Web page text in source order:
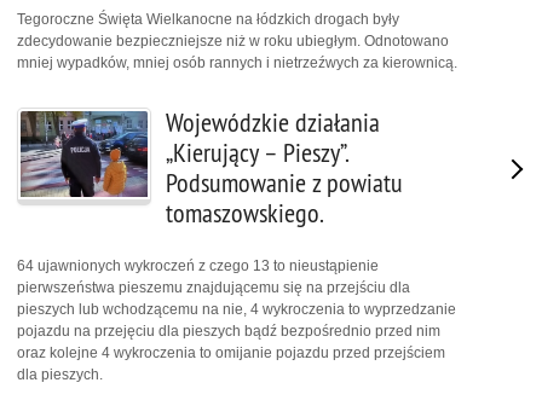
Tegoroczne Święta Wielkanocne na łódzkich drogach były
zdecydowanie bezpieczniejsze niż w roku ubiegłym. Odnotowano
mniej wypadków, mniej osób rannych i nietrzeźwych za kierownicą.
Wojewódzkie działania
„Kierujący – Pieszy”.
Podsumowanie z powiatu
tomaszowskiego.
64 ujawnionych wykroczeń z czego 13 to nieustąpienie
pierwszeństwa pieszemu znajdującemu się na przejściu dla
pieszych lub wchodzącemu na nie, 4 wykroczenia to wyprzedzanie
pojazdu na przejęciu dla pieszych bądź bezpośrednio przed nim
oraz kolejne 4 wykroczenia to omijanie pojazdu przed przejściem
dla pieszych.